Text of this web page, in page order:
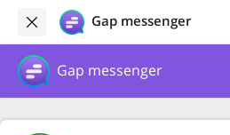
Gap messenger
Gap messenger